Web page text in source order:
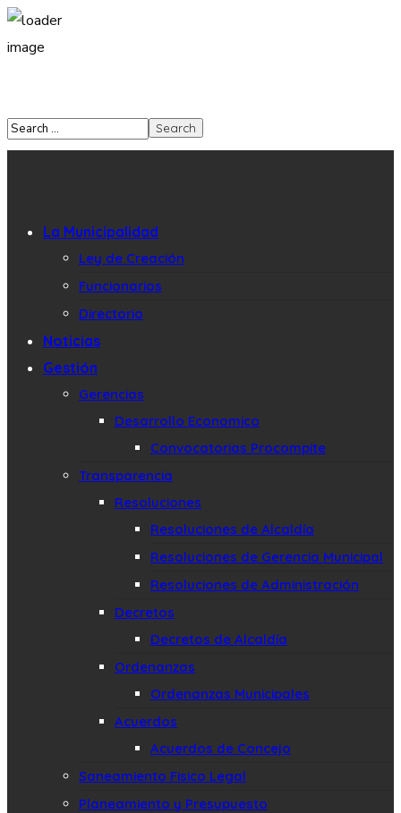
La Municipalidad
Ley de Creación
Funcionarios
Directorio
Noticias
Gestión
Gerencias
Desarrollo Economico
Convocatorias Procompite
Transparencia
Resoluciones
Resoluciones de Alcaldía
Resoluciones de Gerencia Municipal
Resoluciones de Administración
Decretos
Decretos de Alcaldía
Ordenanzas
Ordenanzas Municipales
Acuerdos
Acuerdos de Concejo
Saneamiento Fisico Legal
Planeamiento y Presupuesto